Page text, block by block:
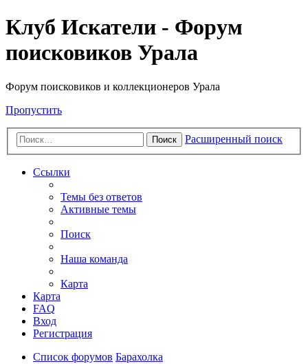
Клуб Искатели - Форум
поисковиков Урала
Форум поисковиков и коллекционеров Урала
Пропустить
Поиск Расширенный поиск
Ссылки
Темы без ответов
Активные темы
Поиск
Наша команда
Карта
Карта
FAQ
Вход
Регистрация
Список форумов Барахолка